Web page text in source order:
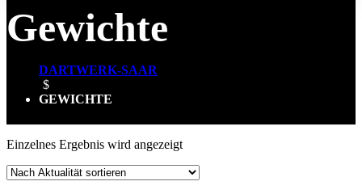
Gewichte
DARTWERK-SAAR
$
GEWICHTE
Einzelnes Ergebnis wird angezeigt